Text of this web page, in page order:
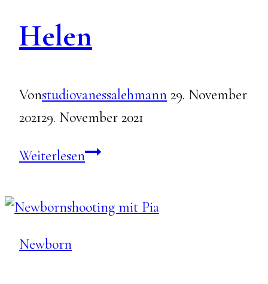
Helen
Vonstudiovanessalehmann 29. November
202129. November 2021
WeiterlesenHelen
Newborn